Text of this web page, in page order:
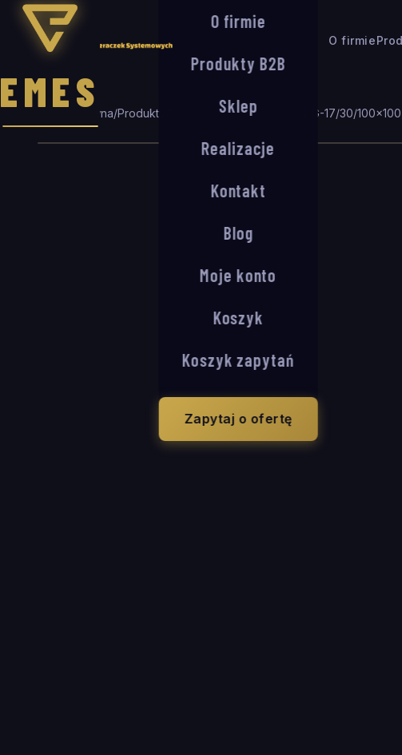
EMES
O firmie
O firmie
Produkty B2B
Sklep
Realizacje
Kontakt
Blog
Moje konto
Koszyk
Koszyk zapytań
Zapytaj o ofertę
Strona główna/Produkty System wejściowy G-17/30/100×100